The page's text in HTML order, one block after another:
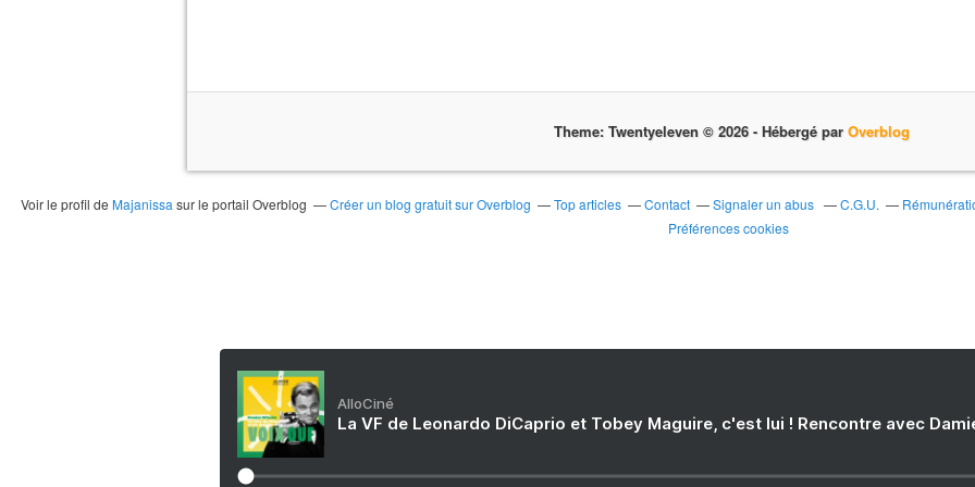
Theme: Twentyeleven © 2026 - Hébergé par Overblog
Voir le profil de Majanissa sur le portail Overblog Créer un blog gratuit sur Overblog Top articles Contact Signaler un abus C.G.U.
Préférences cookies
AlloCiné
La VF de Leonardo DiCaprio et Tobey Maguire, c'est lui ! Rencontre avec